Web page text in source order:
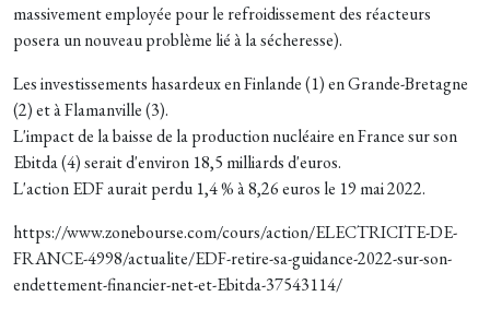
massivement employée pour le refroidissement des réacteurs
posera un nouveau problème lié à la sécheresse).
Les investissements hasardeux en Finlande (1) en Grande-Bretagne
(2) et à Flamanville (3).
L'impact de la baisse de la production nucléaire en France sur son
Ebitda (4) serait d'environ 18,5 milliards d'euros.
L'action EDF aurait perdu 1,4 % à 8,26 euros le 19 mai 2022.
https://www.zonebourse.com/cours/action/ELECTRICITE-DE-
FRANCE-4998/actualite/EDF-retire-sa-guidance-2022-sur-son-
endettement-financier-net-et-Ebitda-37543114/